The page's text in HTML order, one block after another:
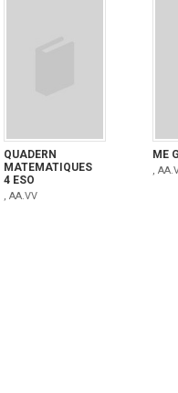
QUADERN
MATEMATIQUES
4 ESO
, AA.VV
ME
,